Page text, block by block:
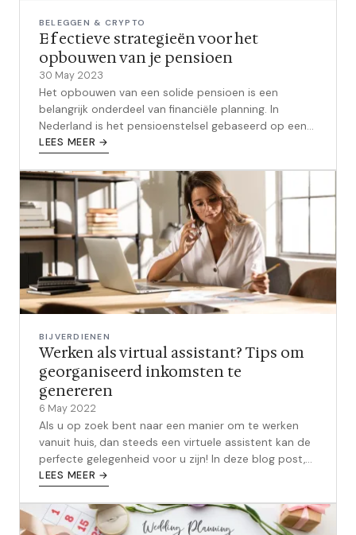
BELEGGEN & CRYPTO
Effectieve strategieën voor het
opbouwen van je pensioen
30 May 2023
Het opbouwen van een solide pensioen is een
belangrijk onderdeel van financiële planning. In
Nederland is het pensioenstelsel gebaseerd op een
combinatie van AOW (Algemene Ouderdom...
LEES MEER →
BIJVERDIENEN
Werken als virtual assistant? Tips om
georganiseerd inkomsten te
genereren
6 May 2022
Als u op zoek bent naar een manier om te werken
vanuit huis, dan steeds een virtuele assistent kan de
perfecte gelegenheid voor u zijn! In deze blog post,
zullen we bespreken wat e...
LEES MEER →